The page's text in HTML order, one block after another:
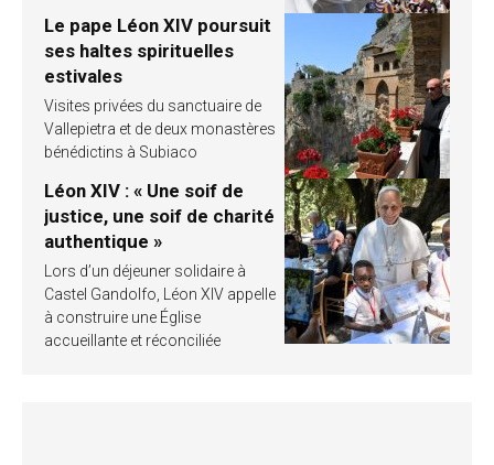
Le pape Léon XIV poursuit
ses haltes spirituelles
estivales
Visites privées du sanctuaire de
Vallepietra et de deux monastères
bénédictins à Subiaco
Léon XIV : « Une soif de
justice, une soif de charité
authentique »
Lors d’un déjeuner solidaire à
Castel Gandolfo, Léon XIV appelle
à construire une Église
accueillante et réconciliée